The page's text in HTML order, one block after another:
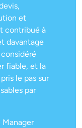
et
contribué à
davantage
fiable, et la
le pas sur
par
Manager